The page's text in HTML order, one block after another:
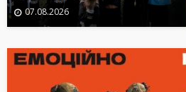
07.08.2026